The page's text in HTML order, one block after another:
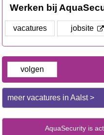
Werken bij
vacatures jobsite
volgen
meer vacatures in Aalst >
AquaSecurity is